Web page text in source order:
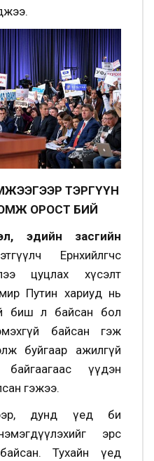
ТЭРГҮҮН
ОРОСТ БИЙ
эдийн засгийн
Ерөнхийлөгчөөс
цуцлах хүсэлт
Путин хариуд нь
биш л байсан бол
байсан гэж
буйгаар ажилгүй
үүдэн
гэжээ.
дунд үед би
эрс
Тухайн үед